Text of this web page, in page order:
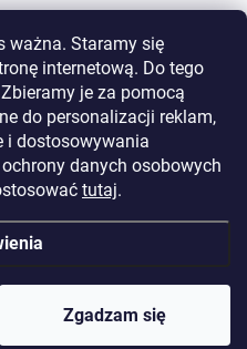
ważna. Staramy się
internetową. Do tego
je za pomocą
do personalizacji reklam,
i dostosowywania
danych osobowych
tutaj.
Zgadzam się
Shoptet